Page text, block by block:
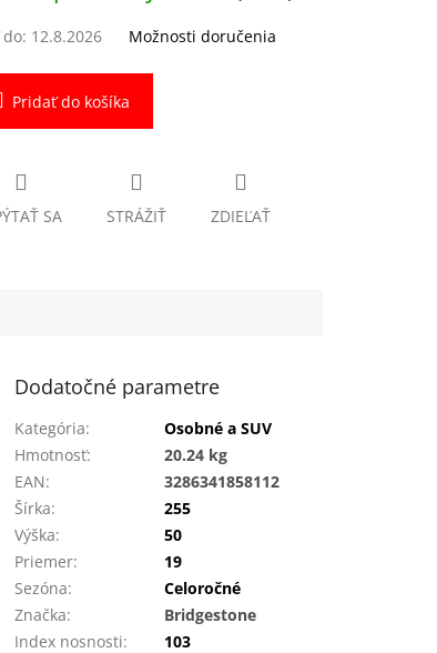
12.8.2026 Možnosti doručenia
Pridať do košíka
SA STRÁŽIŤ ZDIEĽAŤ
Dodatočné parametre
Kategória:
Osobné a SUV
Hmotnosť:
20.24 kg
EAN:
3286341858112
Šírka:
255
Výška:
50
Priemer:
19
Sezóna:
Celoročné
Značka:
Bridgestone
Index nosnosti:
103